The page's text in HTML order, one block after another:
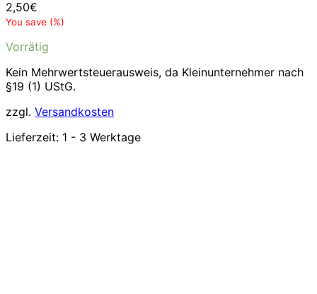
2,50€
You save (%)
Vorrätig
Kein Mehrwertsteuerausweis, da Kleinunternehmer nach
§19 (1) UStG.
zzgl. Versandkosten
Lieferzeit: 1 - 3 Werktage